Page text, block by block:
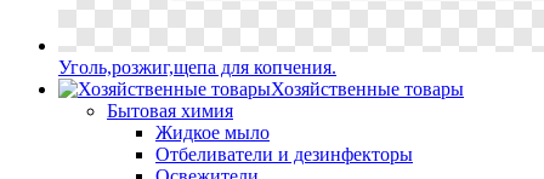
Уголь,розжиг,щепа для копчения.
Хозяйственные товары
Бытовая химия
Жидкое мыло
Отбеливатели и дезинфекторы